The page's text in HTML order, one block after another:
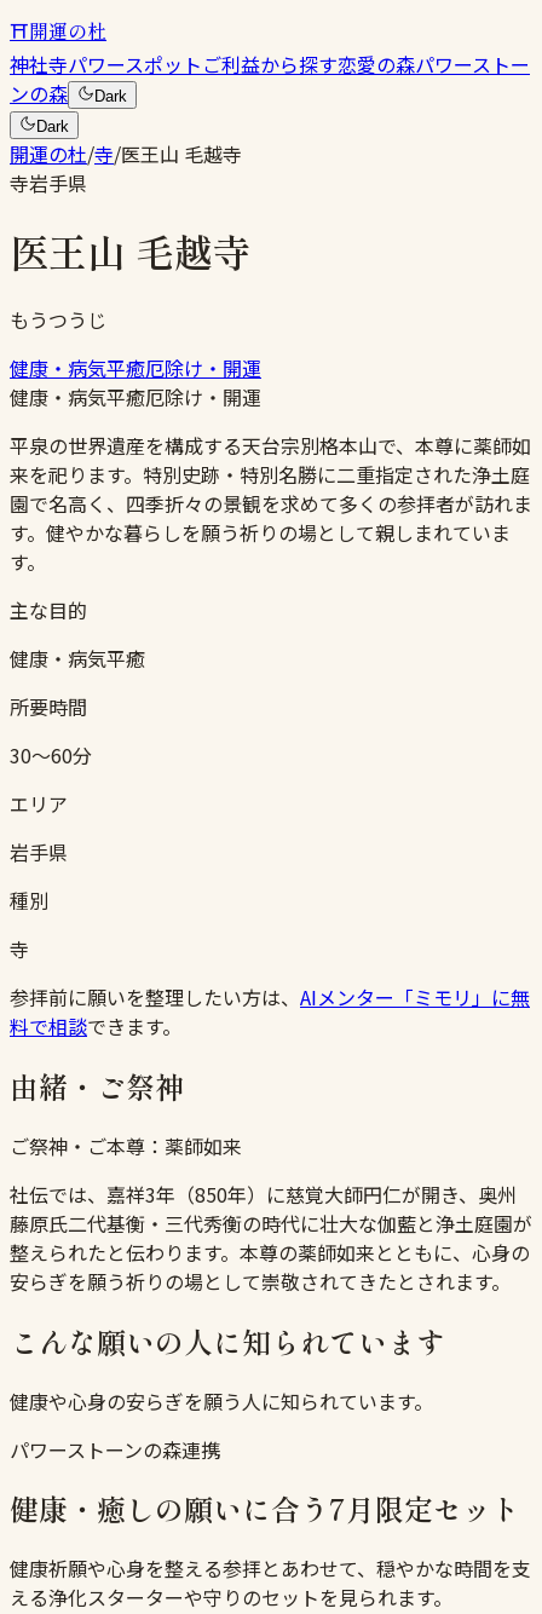
⛩開運の杜
神社寺パワースポットご利益から探す恋愛の森パワーストー
ンの森
Dark
Dark
開運の杜/寺/医王山 毛越寺
寺岩手県
医王山 毛越寺
もうつうじ
健康・病気平癒厄除け・開運
健康・病気平癒厄除け・開運
平泉の世界遺産を構成する天台宗別格本山で、本尊に薬師如
来を祀ります。特別史跡・特別名勝に二重指定された浄土庭
園で名高く、四季折々の景観を求めて多くの参拝者が訪れま
す。健やかな暮らしを願う祈りの場として親しまれていま
す。
主な目的
健康・病気平癒
所要時間
30〜60分
エリア
岩手県
種別
寺
参拝前に願いを整理したい方は、 AIメンター「ミモリ」に無
料で相談できます。
由緒・ご祭神
ご祭神・ご本尊： 薬師如来
社伝では、嘉祥3年（850年）に慈覚大師円仁が開き、奥州
藤原氏二代基衡・三代秀衡の時代に壮大な伽藍と浄土庭園が
整えられたと伝わります。本尊の薬師如来とともに、心身の
安らぎを願う祈りの場として崇敬されてきたとされます。
こんな願いの人に知られています
健康や心身の安らぎを願う人に知られています。
パワーストーンの森連携
健康・癒しの願いに合う7月限定セット
健康祈願や心身を整える参拝とあわせて、穏やかな時間を支
える浄化スターターや守りのセットを見られます。